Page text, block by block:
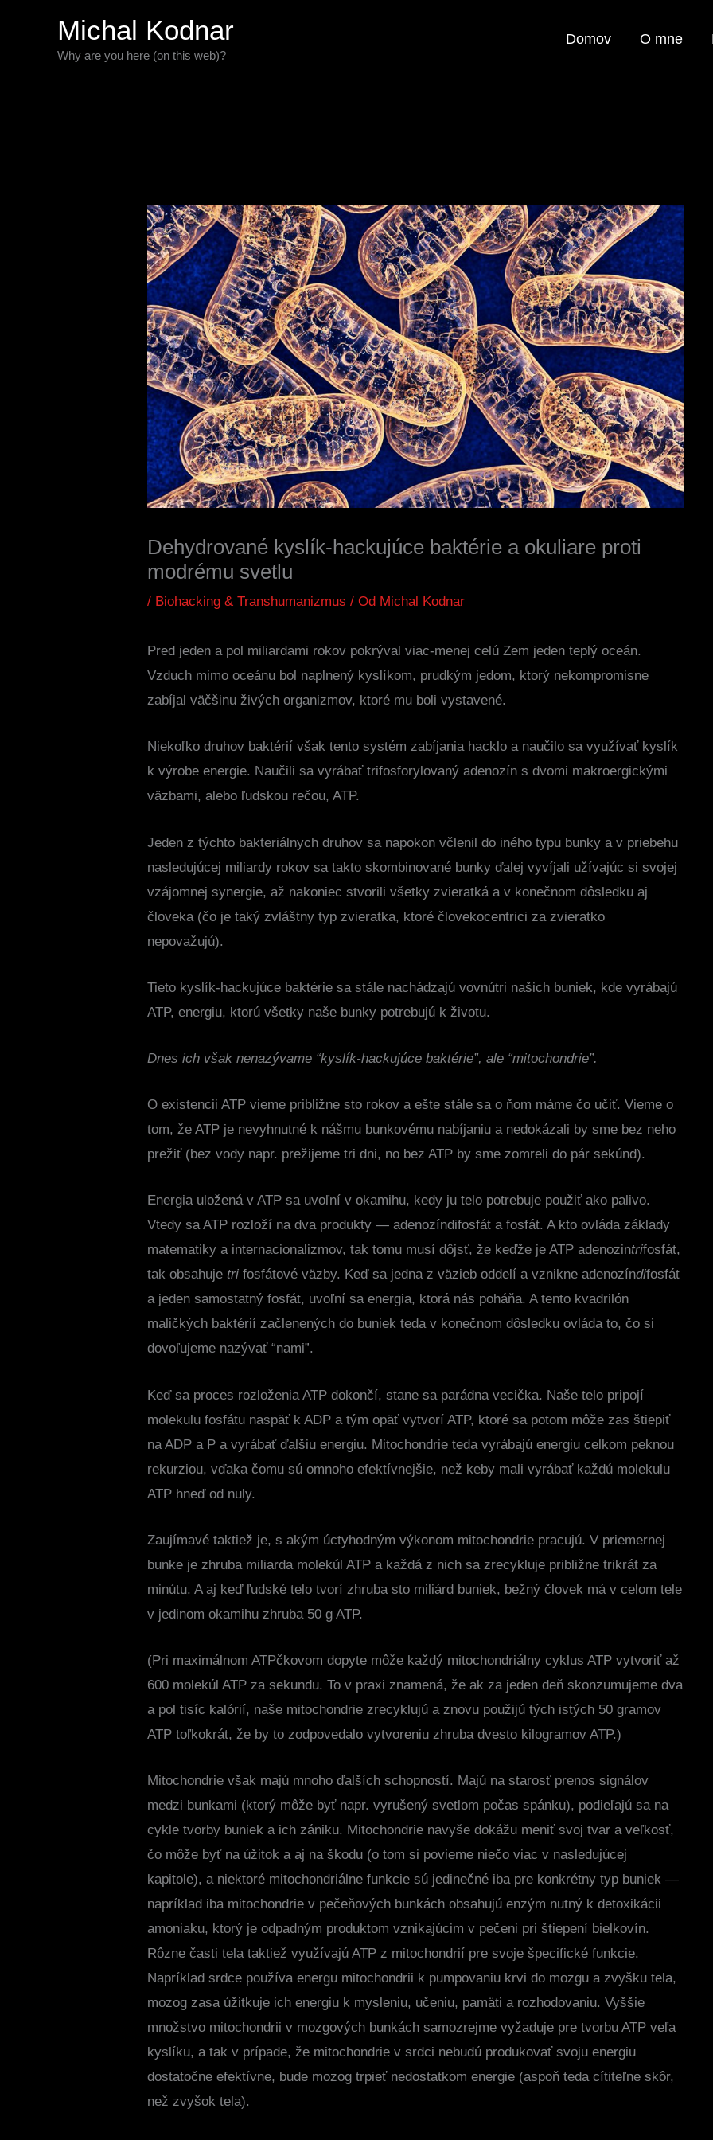
Michal Kodnar
Why are you here (on this web)?
Domov O mne
Dehydrované kyslík-hackujúce baktérie a okuliare proti
modrému svetlu
/ Biohacking & Transhumanizmus / Od Michal Kodnar
Pred jeden a pol miliardami rokov pokrýval viac-menej celú Zem jeden teplý oceán.
Vzduch mimo oceánu bol naplnený kyslíkom, prudkým jedom, ktorý nekompromisne
zabíjal väčšinu živých organizmov, ktoré mu boli vystavené.
Niekoľko druhov baktérií však tento systém zabíjania hacklo a naučilo sa využívať kyslík
k výrobe energie. Naučili sa vyrábať trifosforylovaný adenozín s dvomi makroergickými
väzbami, alebo ľudskou rečou, ATP.
Jeden z týchto bakteriálnych druhov sa napokon včlenil do iného typu bunky a v priebehu
nasledujúcej miliardy rokov sa takto skombinované bunky ďalej vyvíjali užívajúc si svojej
vzájomnej synergie, až nakoniec stvorili všetky zvieratká a v konečnom dôsledku aj
človeka (čo je taký zvláštny typ zvieratka, ktoré človekocentrici za zvieratko
nepovažujú).
Tieto kyslík-hackujúce baktérie sa stále nachádzajú vovnútri našich buniek, kde vyrábajú
ATP, energiu, ktorú všetky naše bunky potrebujú k životu.
Dnes ich však nenazývame “kyslík-hackujúce baktérie”, ale “mitochondrie”.
O existencii ATP vieme približne sto rokov a ešte stále sa o ňom máme čo učiť. Vieme o
tom, že ATP je nevyhnutné k nášmu bunkovému nabíjaniu a nedokázali by sme bez neho
prežiť (bez vody napr. prežijeme tri dni, no bez ATP by sme zomreli do pár sekúnd).
Energia uložená v ATP sa uvoľní v okamihu, kedy ju telo potrebuje použiť ako palivo.
Vtedy sa ATP rozloží na dva produkty — adenozíndifosfát a fosfát. A kto ovláda základy
matematiky a internacionalizmov, tak tomu musí dôjsť, že keďže je ATP adenozintrifosfát,
tak obsahujetri fosfátové väzby. Keď sa jedna z väzieb oddelí a vznikne adenozíndifosfát
a jeden samostatný fosfát, uvoľní sa energia, ktorá nás poháňa. A tento kvadrilón
maličkých baktérií začlenených do buniek teda v konečnom dôsledku ovláda to, čo si
dovoľujeme nazývať “nami”.
Keď sa proces rozloženia ATP dokončí, stane sa parádna vecička. Naše telo pripojí
molekulu fosfátu naspäť k ADP a tým opäť vytvorí ATP, ktoré sa potom môže zas štiepiť
na ADP a P a vyrábať ďalšiu energiu. Mitochondrie teda vyrábajú energiu celkom peknou
rekurziou, vďaka čomu sú omnoho efektívnejšie, než keby mali vyrábať každú molekulu
ATP hneď od nuly.
Zaujímavé taktiež je, s akým úctyhodným výkonom mitochondrie pracujú. V priemernej
bunke je zhruba miliarda molekúl ATP a každá z nich sa zrecykluje približne trikrát za
minútu. A aj keď ľudské telo tvorí zhruba sto miliárd buniek, bežný človek má v celom tele
v jedinom okamihu zhruba 50 g ATP.
(Pri maximálnom ATPčkovom dopyte môže každý mitochondriálny cyklus ATP vytvoriť až
600 molekúl ATP za sekundu. To v praxi znamená, že ak za jeden deň skonzumujeme dva
a pol tisíc kalórií, naše mitochondrie zrecyklujú a znovu použijú tých istých 50 gramov
ATP toľkokrát, že by to zodpovedalo vytvoreniu zhruba dvesto kilogramov ATP.)
Mitochondrie však majú mnoho ďalších schopností. Majú na starosť prenos signálov
medzi bunkami (ktorý môže byť napr. vyrušený svetlom počas spánku), podieľajú sa na
cykle tvorby buniek a ich zániku. Mitochondrie navyše dokážu meniť svoj tvar a veľkosť,
čo môže byť na úžitok a aj na škodu (o tom si povieme niečo viac v nasledujúcej
kapitole), a niektoré mitochondriálne funkcie sú jedinečné iba pre konkrétny typ buniek —
napríklad iba mitochondrie v pečeňových bunkách obsahujú enzým nutný k detoxikácii
amoniaku, ktorý je odpadným produktom vznikajúcim v pečeni pri štiepení bielkovín.
Rôzne časti tela taktiež využívajú ATP z mitochondrií pre svoje špecifické funkcie.
Napríklad srdce používa energu mitochondrii k pumpovaniu krvi do mozgu a zvyšku tela,
mozog zasa úžitkuje ich energiu k mysleniu, učeniu, pamäti a rozhodovaniu. Vyššie
množstvo mitochondrii v mozgových bunkách samozrejme vyžaduje pre tvorbu ATP veľa
kyslíku, a tak v prípade, že mitochondrie v srdci nebudú produkovať svoju energiu
dostatočne efektívne, bude mozog trpieť nedostatkom energie (aspoň teda cítiteľne skôr,
než zvyšok tela).